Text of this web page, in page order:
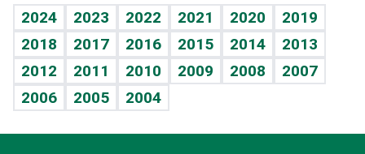
Vida y familia
Eñe
Celebrando la vida
Sin complejos
En pocas palabras
BRV
TBT Deportivo
Más firmas
Guía del dinero
Horóscopos
Juegos
2024 2023 2022 2021 2020
2019
2018
2017 2016 2015 2014
2013
2012
2011 2010 2009 2008
2007
2006
2005 2004